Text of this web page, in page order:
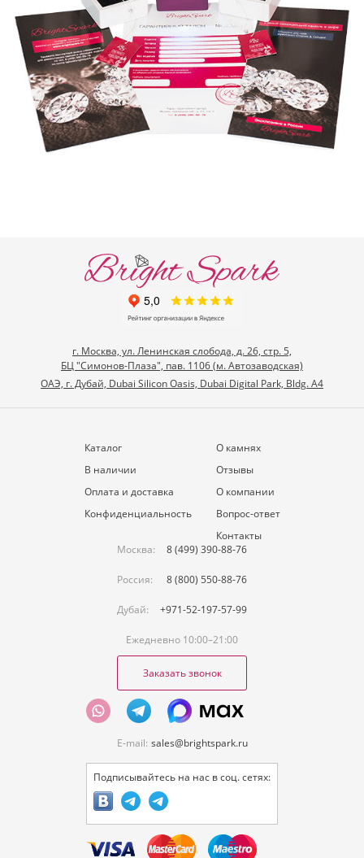
г. Москва, ул. Ленинская слобода, д. 26, стр. 5,
БЦ "Симонов-Плаза", пав. 1106 (м. Автозаводская)
ОАЭ, г. Дубай, Dubai Silicon Oasis, Dubai Digital Park, Bldg. A4
Каталог
В наличии
Оплата и доставка
Конфиденциальность
О камнях
Отзывы
О компании
Вопрос-ответ
Контакты
Москва:
8 (499) 390-88-76
Россия: 8 (800) 550-88-76
Дубай: +971-52-197-57-99
Ежедневно 10:00–21:00
Заказать звонок
E-mail: sales@brightspark.ru
Подписывайтесь на нас в соц. сетях: